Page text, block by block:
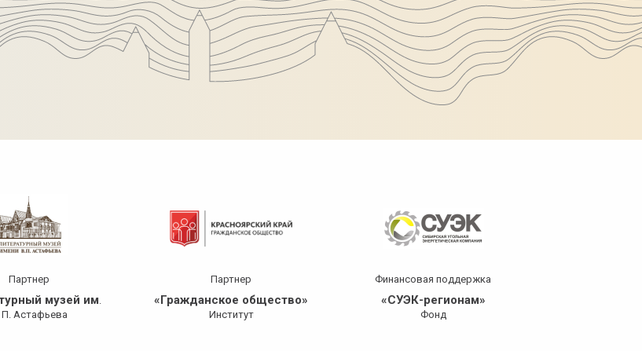
Партнер
музей им.
П. Астафьева
Партнер
«Гражданское общество»
Институт
Финансовая​ поддержка
«СУЭК-регионам»
Фонд